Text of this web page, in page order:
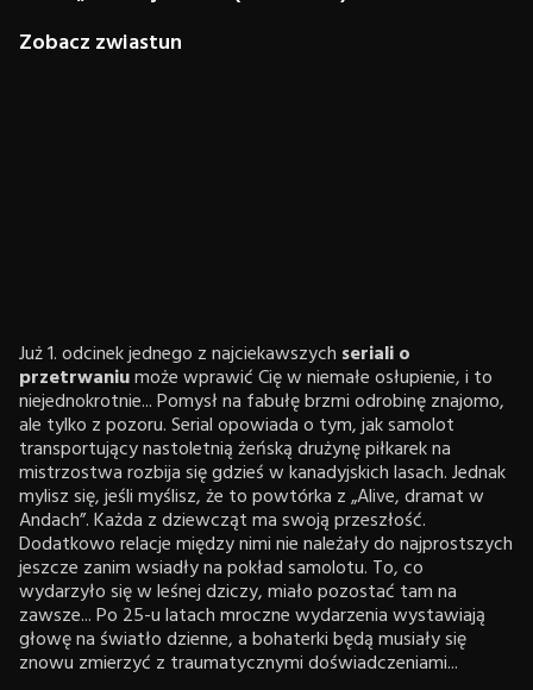
Zobacz zwiastun
Już 1. odcinek jednego z najciekawszych seriali o
przetrwaniumoże wprawić Cię w niemałe osłupienie, i to
niejednokrotnie... Pomysł na fabułę brzmi odrobinę znajomo,
ale tylko z pozoru. Serial opowiada o tym, jak samolot
transportujący nastoletnią żeńską drużynę piłkarek na
mistrzostwa rozbija się gdzieś w kanadyjskich lasach. Jednak
mylisz się, jeśli myślisz, że to powtórka z „Alive, dramat w
Andach”. Każda z dziewcząt ma swoją przeszłość.
Dodatkowo relacje między nimi nie należały do najprostszych
jeszcze zanim wsiadły na pokład samolotu. To, co
wydarzyło się w leśnej dziczy, miało pozostać tam na
zawsze... Po 25-u latach mroczne wydarzenia wystawiają
głowę na światło dzienne, a bohaterki będą musiały się
znowu zmierzyć z traumatycznymi doświadczeniami...